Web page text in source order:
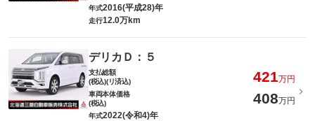
年式2016(平成28)年
走行12.0万km
デリカＤ：５
支払総額
(税込)(リ済込)
421万円
車両本体価格
(税込)
408万円
年式2022(令和4)年